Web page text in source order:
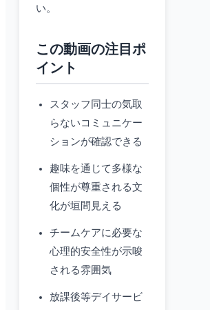
い。
この動画の注目ポ
イント
スタッフ同士の気取
らないコミュニケー
ションが確認できる
趣味を通じて多様な
個性が尊重される文
化が垣間見える
チームケアに必要な
心理的安全性が示唆
される雰囲気
放課後等デイサービ